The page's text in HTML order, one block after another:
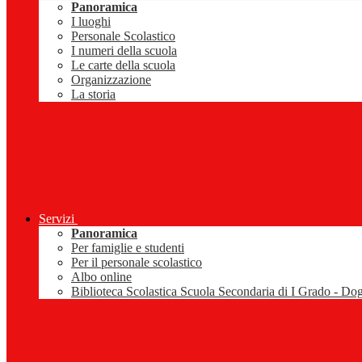
Panoramica
I luoghi
Personale Scolastico
I numeri della scuola
Le carte della scuola
Organizzazione
La storia
Servizi
Panoramica
Per famiglie e studenti
Per il personale scolastico
Albo online
Biblioteca Scolastica Scuola Secondaria di I Grado -